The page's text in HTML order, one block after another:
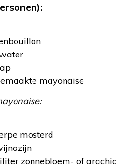
mayonaise
mosterd
zonnebloem- of